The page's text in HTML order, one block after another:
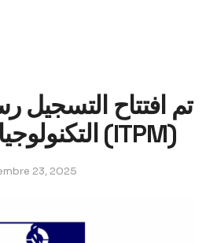
تم افتتاح التسجيل
التكنولوجيا للصيد البحري (ITPM)
23, 2025